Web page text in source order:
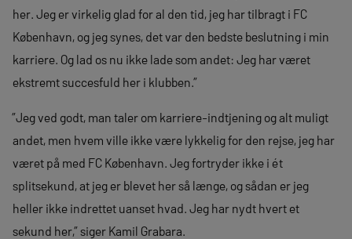
her. Jeg er virkelig glad for al den tid, jeg har tilbragt i FC
København, og jeg synes, det var den bedste beslutning i min
karriere. Og lad os nu ikke lade som andet: Jeg har været
ekstremt succesfuld her i klubben.”
”Jeg ved godt, man taler om karriere-indtjening og alt muligt
andet, men hvem ville ikke være lykkelig for den rejse, jeg har
været på med FC København. Jeg fortryder ikke i ét
splitsekund, at jeg er blevet her så længe, og sådan er jeg
heller ikke indrettet uanset hvad. Jeg har nydt hvert et
sekund her,” siger Kamil Grabara.